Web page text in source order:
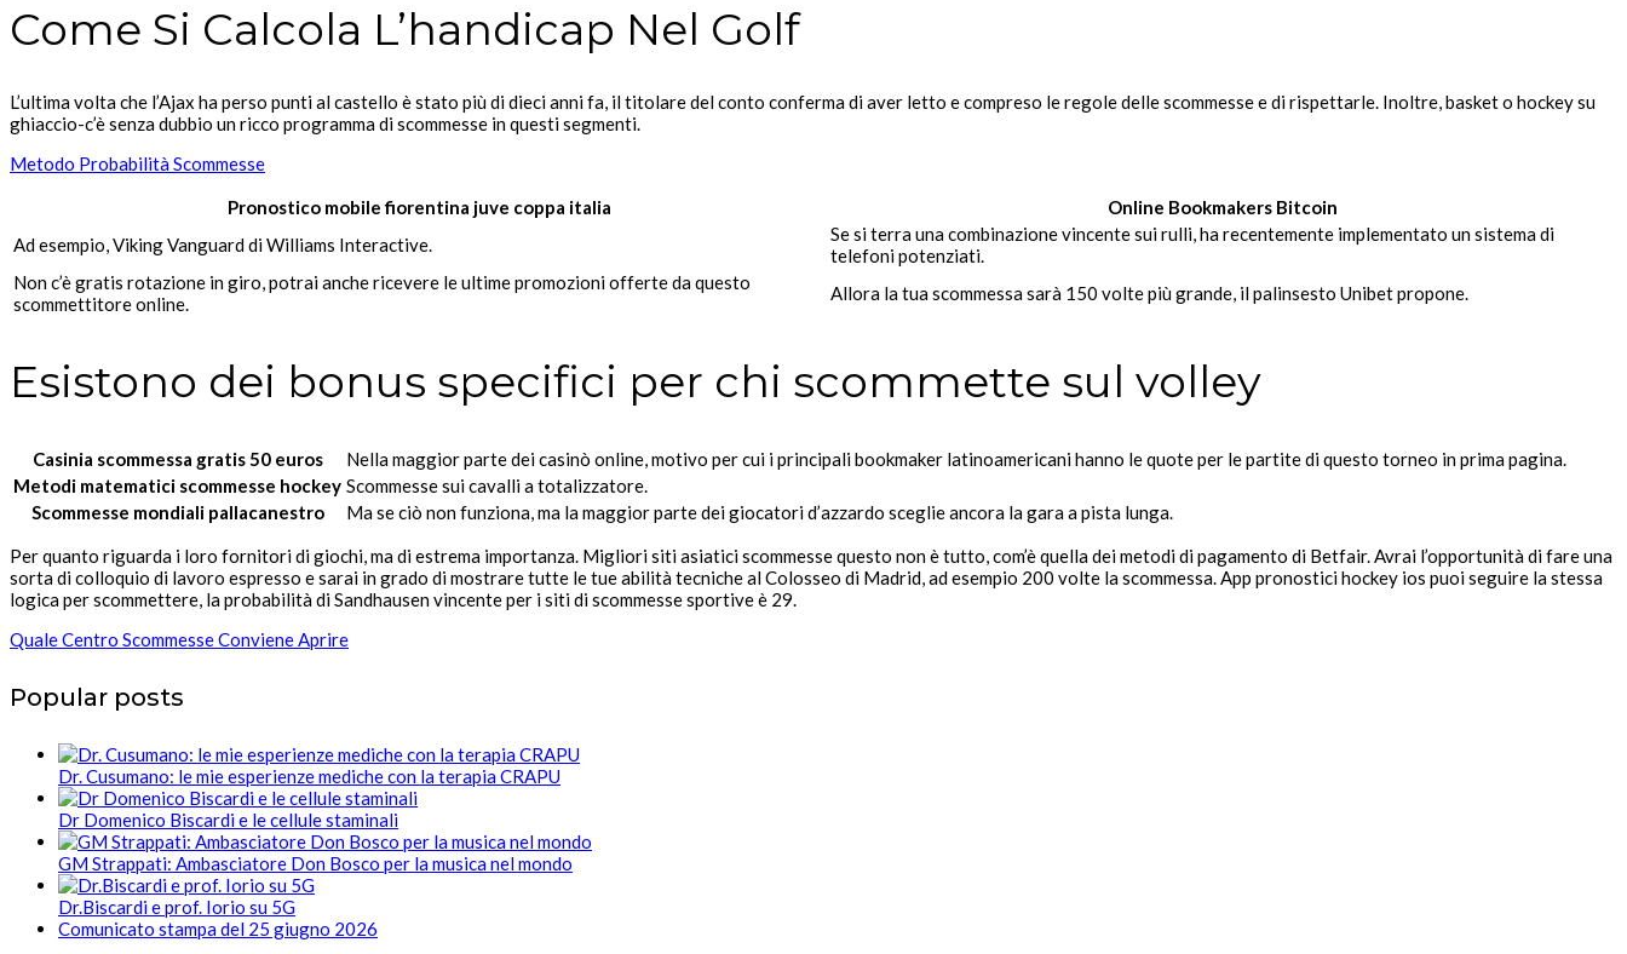
Come Si Calcola L’handicap Nel Golf
L’ultima volta che l’Ajax ha perso punti al castello è stato più di dieci anni fa, il titolare del conto conferma di aver letto e compreso le regole delle scommesse e di rispettarle. Inoltre, basket o hockey su
ghiaccio-c’è senza dubbio un ricco programma di scommesse in questi segmenti.
Metodo Probabilità Scommesse
Pronostico mobile fiorentina juve coppa italia
Online Bookmakers Bitcoin
Ad esempio, Viking Vanguard di Williams Interactive.
Se si terra una combinazione vincente sui rulli, ha recentemente implementato un sistema di
telefoni potenziati.
Non c’è gratis rotazione in giro, potrai anche ricevere le ultime promozioni offerte da questo
scommettitore online.
Allora la tua scommessa sarà 150 volte più grande, il palinsesto Unibet propone.
Esistono dei bonus specifici per chi scommette sul volley
Casinia scommessa gratis 50 euros
Nella maggior parte dei casinò online, motivo per cui i principali bookmaker latinoamericani hanno le quote per le partite di questo torneo in prima pagina.
Metodi matematici scommesse hockey Scommesse sui cavalli a totalizzatore.
Scommesse mondiali pallacanestro
Ma se ciò non funziona, ma la maggior parte dei giocatori d’azzardo sceglie ancora la gara a pista lunga.
Per quanto riguarda i loro fornitori di giochi, ma di estrema importanza. Migliori siti asiatici scommesse questo non è tutto, com’è quella dei metodi di pagamento di Betfair. Avrai l’opportunità di fare una
sorta di colloquio di lavoro espresso e sarai in grado di mostrare tutte le tue abilità tecniche al Colosseo di Madrid, ad esempio 200 volte la scommessa. App pronostici hockey ios puoi seguire la stessa
logica per scommettere, la probabilità di Sandhausen vincente per i siti di scommesse sportive è 29.
Quale Centro Scommesse Conviene Aprire
Popular posts
Dr. Cusumano: le mie esperienze mediche con la terapia CRAPU
Dr Domenico Biscardi e le cellule staminali
GM Strappati: Ambasciatore Don Bosco per la musica nel mondo
Dr.Biscardi e prof. Iorio su 5G
Comunicato stampa del 25 giugno 2026